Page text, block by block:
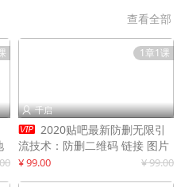
查看全部
1章1课
 千启
 2020贴吧最新防删无限引
流技术：防删二维码 链接 图片
制作
¥ 99.00 ¥ 99.00